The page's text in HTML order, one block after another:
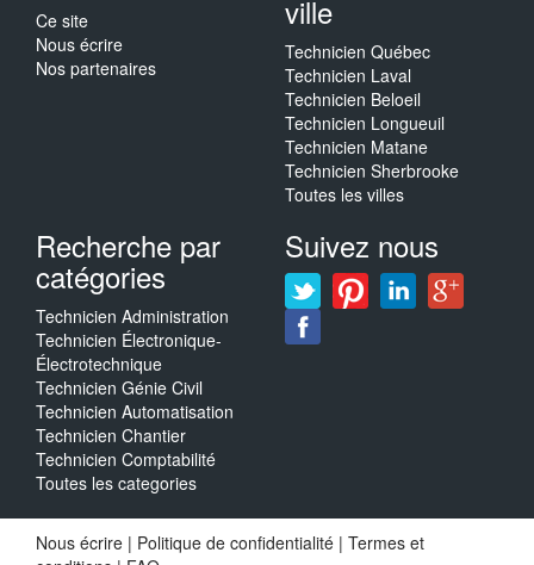
Ce site
Nous écrire
Nos partenaires
ville
Technicien Québec
Technicien Laval
Technicien Beloeil
Technicien Longueuil
Technicien Matane
Technicien Sherbrooke
Toutes les villes
Recherche par
catégories
Technicien Administration
Technicien Électronique-
Électrotechnique
Technicien Génie Civil
Technicien Automatisation
Technicien Chantier
Technicien Comptabilité
Toutes les categories
Suivez nous
Nous écrire | Politique de confidentialité | Termes et